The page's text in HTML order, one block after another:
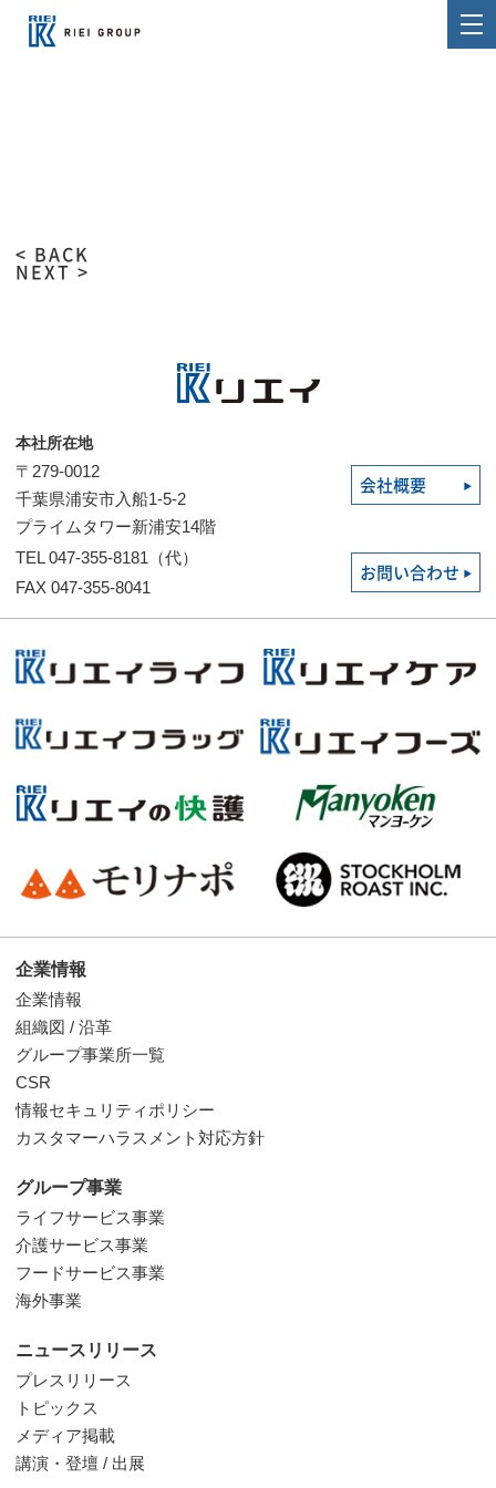
< BACK
NEXT >
本社所在地
〒279-0012
千葉県浦安市入船1-5-2
プライムタワー新浦安14階
会社概要
TEL 047-355-8181（代）
FAX 047-355-8041
お問い合わせ
企業情報
企業情報
組織図 / 沿革
グループ事業所一覧
CSR
情報セキュリティポリシー
カスタマーハラスメント対応方針
グループ事業
ライフサービス事業
介護サービス事業
フードサービス事業
海外事業
ニュースリリース
プレスリリース
トピックス
メディア掲載
講演・登壇 / 出展